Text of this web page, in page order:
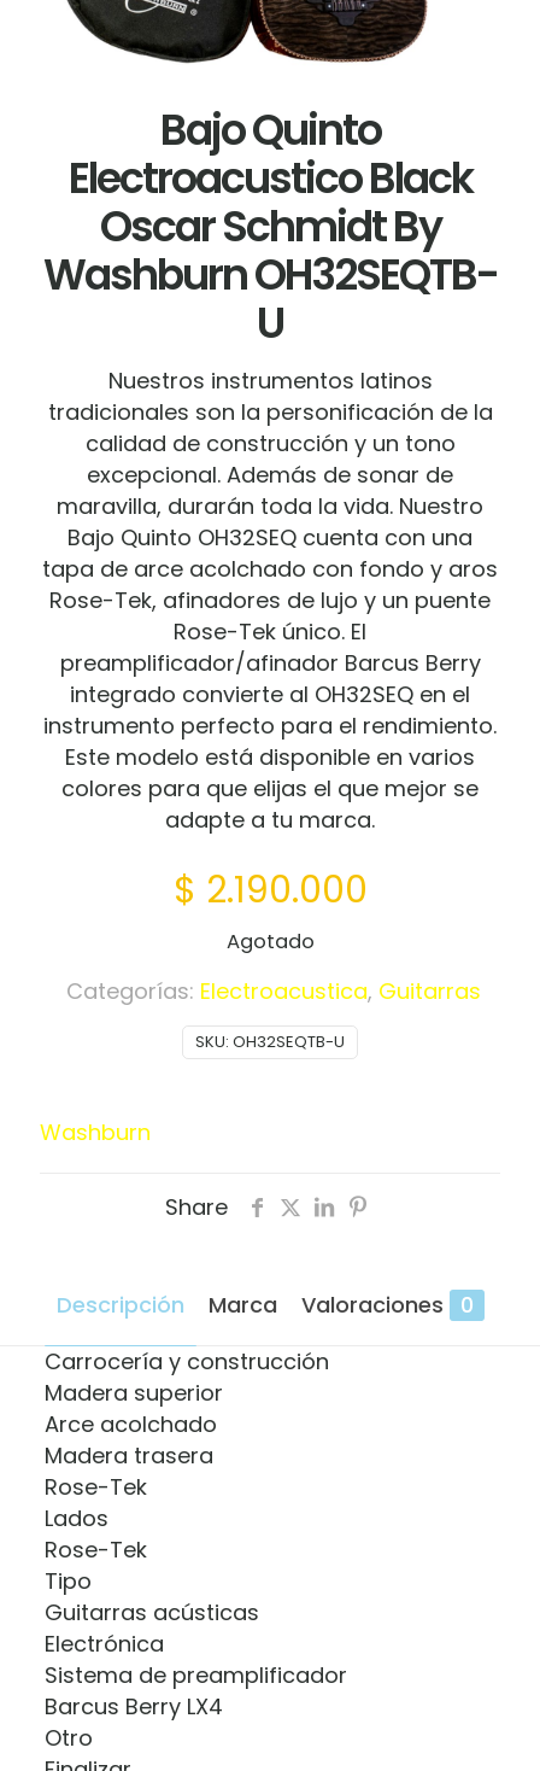
Bajo Quinto
Electroacustico Black
Oscar Schmidt By
Washburn OH32SEQTB-
U
Nuestros instrumentos latinos
tradicionales son la personificación de la
calidad de construcción y un tono
excepcional. Además de sonar de
maravilla, durarán toda la vida. Nuestro
Bajo Quinto OH32SEQ cuenta con una
tapa de arce acolchado con fondo y aros
Rose-Tek, afinadores de lujo y un puente
Rose-Tek único. El
preamplificador/afinador Barcus Berry
integrado convierte al OH32SEQ en el
instrumento perfecto para el rendimiento.
Este modelo está disponible en varios
colores para que elijas el que mejor se
adapte a tu marca.
$ 2.190.000
Agotado
SKU: OH32SEQTB-U
Categorías: Electroacustica, Guitarras
Washburn
Share
Descripción Marca Valoraciones
0
Carrocería y construcción
Madera superior
Arce acolchado
Madera trasera
Rose-Tek
Lados
Rose-Tek
Tipo
Guitarras acústicas
Electrónica
Sistema de preamplificador
Barcus Berry LX4
Otro